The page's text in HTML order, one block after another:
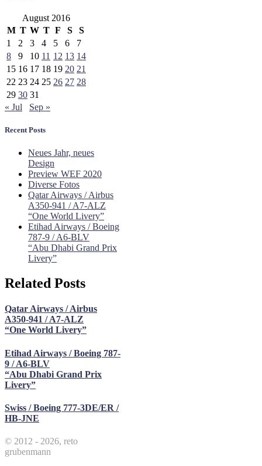
August 2016
M T W T F S
S
1
2 3 4 5 6
7
8
9 10 11 12 13 14
15 16 17 18 19 20 21
22 23 24 25 26 27 28
29 30 31
« Jul
Sep »
Recent Posts
Neues Jahr, neues
Design
Preview WEF 2020
Diverse Fotos
Qatar Airways / Airbus
A350-941 / A7-ALZ
“One World Livery”
Etihad Airways / Boeing
787-9 / A6-BLV
“Abu Dhabi Grand Prix
Livery”
Related Posts
Qatar Airways / Airbus
A350-941 / A7-ALZ
“One World Livery”
Etihad Airways / Boeing 787-
9 / A6-BLV
“Abu Dhabi Grand Prix
Livery”
Swiss / Boeing 777-3DE/ER /
HB-JNE
© 2012 - 2026, reto
grubenmann